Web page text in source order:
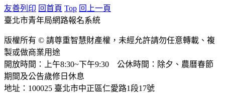
友善列印 回首頁 Top 回上一頁
臺北市青年局網路報名系統
版權所有 © 請尊重智慧財產權，未經允許請勿任意轉載、複
製或做商業用途
開放時間：上午8:30~下午9:30 公休時間：除夕、農曆春節
期間及公告歲修日休息
地址：100025 臺北市中正區仁愛路1段17號